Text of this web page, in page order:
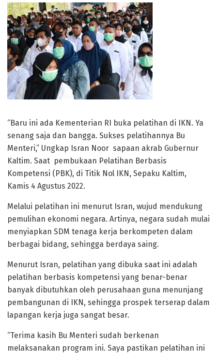
“Baru ini ada Kementerian RI buka pelatihan di IKN. Ya
senang saja dan bangga. Sukses pelatihannya Bu
Menteri,” Ungkap Isran Noor sapaan akrab Gubernur
Kaltim. Saat pembukaan Pelatihan Berbasis
Kompetensi (PBK), di Titik Nol IKN, Sepaku Kaltim,
Kamis 4 Agustus 2022.
Melalui pelatihan ini menurut Isran, wujud mendukung
pemulihan ekonomi negara. Artinya, negara sudah mulai
menyiapkan SDM tenaga kerja berkompeten dalam
berbagai bidang, sehingga berdaya saing.
Menurut Isran, pelatihan yang dibuka saat ini adalah
pelatihan berbasis kompetensi yang benar-benar
banyak dibutuhkan oleh perusahaan guna menunjang
pembangunan di IKN, sehingga prospek terserap dalam
lapangan kerja juga sangat besar.
“Terima kasih Bu Menteri sudah berkenan
melaksanakan program ini. Saya pastikan pelatihan ini